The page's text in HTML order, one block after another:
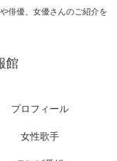
俳優、女優さんのご紹介を
館
プロフィール
女性歌手